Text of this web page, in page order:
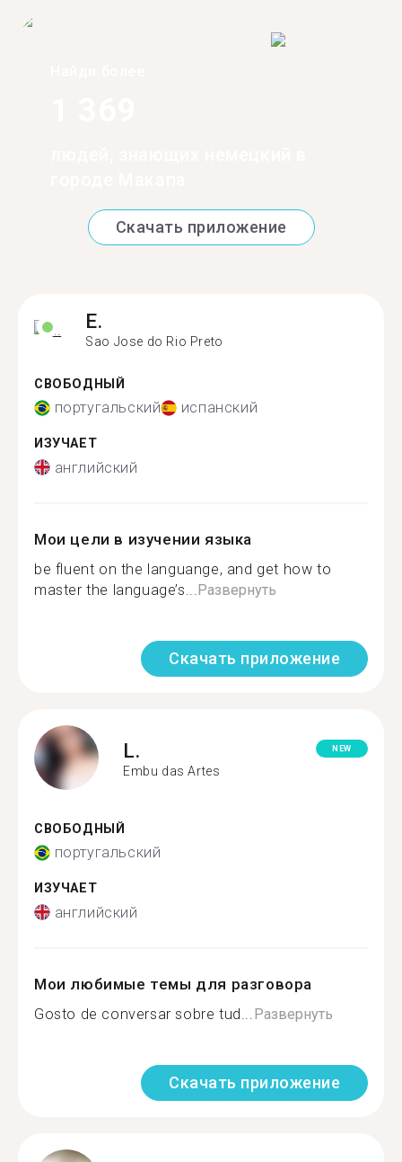
Скачать приложение
E.
Sao Jose do Rio Preto
СВОБОДНЫЙ
португальский испанский
ИЗУЧАЕТ
английский
Мои цели в изучении языка
be fluent on the languange, and get how to
master the language’s... Развернуть
Скачать приложение
L.
Embu das Artes
NEW
СВОБОДНЫЙ
португальский
ИЗУЧАЕТ
английский
Мои любимые темы для разговора
Gosto de conversar sobre tud... Развернуть
Скачать приложение